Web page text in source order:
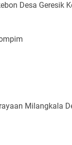
Desa Geresik
Milangkala